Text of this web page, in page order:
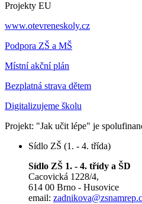
Projekty EU
www.otevreneskoly.cz
Podpora ZŠ a MŠ
Místní akční plán
Bezplatná strava dětem
Digitalizujeme školu
Projekt: "Jak učit lépe" je
Sídlo ZŠ (1. - 4. třída)
Sídlo ZŠ 1. - 4. třídy a ŠD
Cacovická 1228/4,
614 00 Brno - Husovice
email: